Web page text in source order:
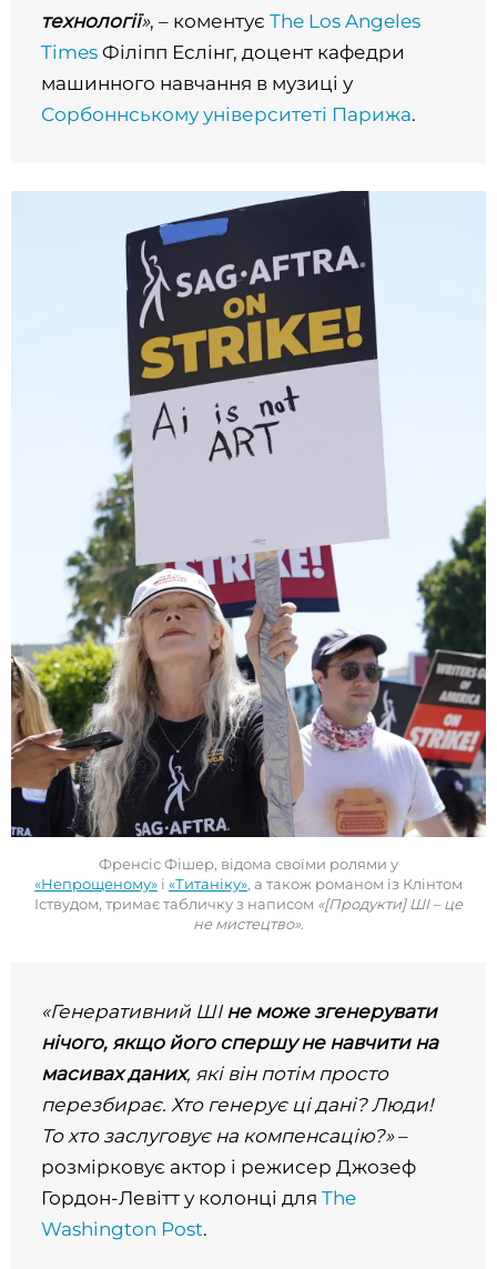
технології», – коментуєThe Los Angeles
Times Філіпп Еслінг, доцент кафедри
машинного навчання в музиці у
Сорбоннському університеті Парижа.
Френсіс Фішер, відома своїми ролями у
«Непрощеному» і «Титаніку», а також романом із Клінтом
Іствудом, тримає табличку з написом «[Продукти] ШІ – це
не мистецтво».
«Генеративний ШІ не може згенерувати
нічого, якщо його спершу не навчити на
масивах даних, які він потім просто
перезбирає. Хто генерує ці дані? Люди!
То хто заслуговує на компенсацію?»–
розмірковує актор і режисер Джозеф
Гордон-Левітт у колонці дляThe
Washington Post.